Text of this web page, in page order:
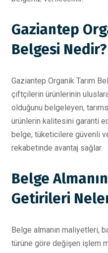
Gaziantep
Belgesi Nedir?
Gaziantep Organik Tarım
çiftçilerin ürünlerinin
olduğunu belgeleyen,
ürünlerin kalitesini garanti
belge, tüketicilere güvenli
rekabetinde avantaj sağlar.
Belge
Getirileri
Belge almanın maliyetleri,
türüne göre değişen işlem